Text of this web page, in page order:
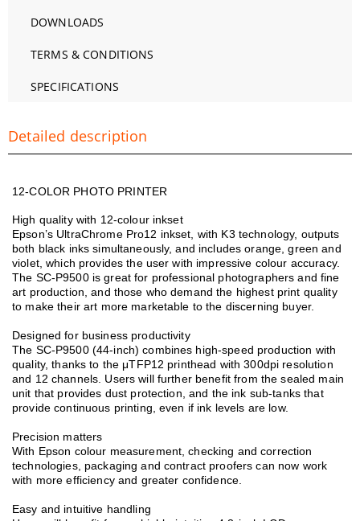
DOWNLOADS
TERMS & CONDITIONS
SPECIFICATIONS
Detailed description
12-COLOR PHOTO PRINTER
High quality with 12-colour inkset
Epson’s UltraChrome Pro12 inkset, with K3 technology, outputs
both black inks simultaneously, and includes orange, green and
violet, which provides the user with impressive colour accuracy.
The SC-P9500 is great for professional photographers and fine
art production, and those who demand the highest print quality
to make their art more marketable to the discerning buyer.
Designed for business productivity
The SC-P9500 (44-inch) combines high-speed production with
quality, thanks to the μTFP12 printhead with 300dpi resolution
and 12 channels. Users will further benefit from the sealed main
unit that provides dust protection, and the ink sub-tanks that
provide continuous printing, even if ink levels are low.
Precision matters
With Epson colour measurement, checking and correction
technologies, packaging and contract proofers can now work
with more efficiency and greater confidence.
Easy and intuitive handling